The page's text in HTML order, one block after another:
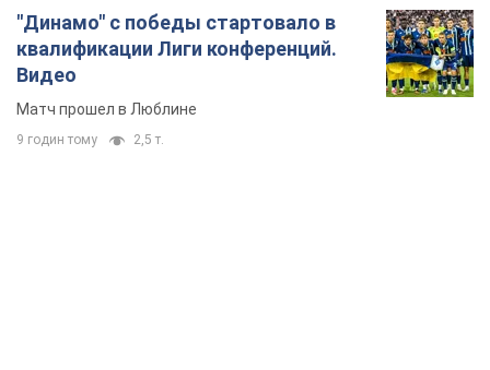
"Динамо" с победы стартовало в
квалификации Лиги конференций.
Видео
Матч прошел в Люблине
9 годин тому 2,5 т.